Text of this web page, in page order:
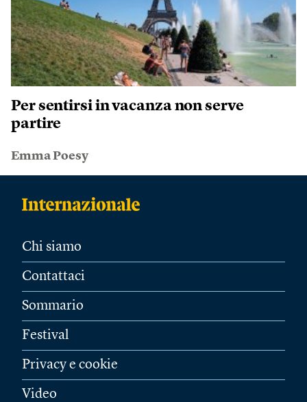
Per sentirsi in vacanza non serve
partire
Emma Poesy
Chi siamo
Contattaci
Sommario
Festival
Privacy e cookie
Video